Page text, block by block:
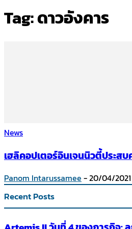
Tag: ดาวอังคาร
News
เฮลิคอปเตอร์อินเจนนิวตี้ประส
Panom Intarussamee -20/04/2021
Recent Posts